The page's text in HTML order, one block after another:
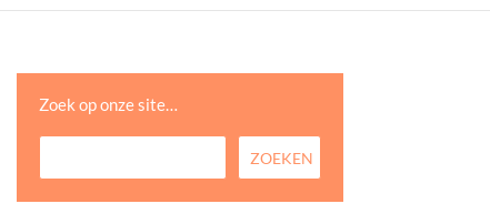
Zoek op onze site…